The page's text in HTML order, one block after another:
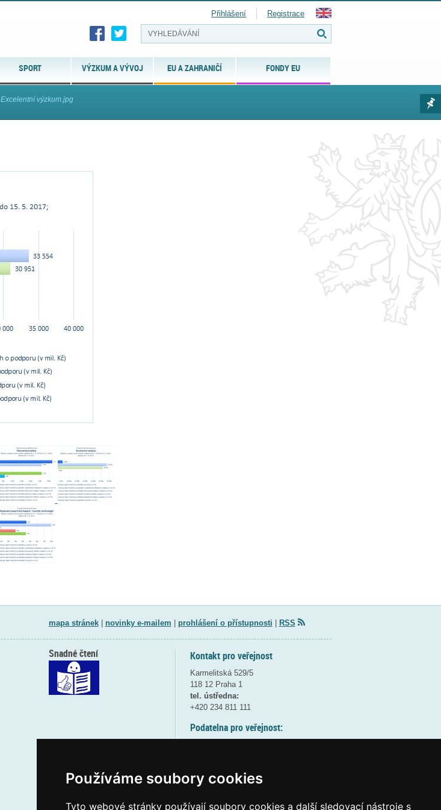
Používáme soubory cookies
Tyto webové stránky používají soubory cookies a další sledovací nástroje s
SPORT VÝZKUM A VÝVOJ EU A ZAHRANIČÍ FONDY EU
Přihlášení Registrace
Excelentní výzkum.jpg
mapa stránek| novinky e-mailem prohlášení o přístupnosti RSS
Kontakt pro veřejnost
Karmelitská 529/5
118 12 Praha 1
tel. ústředna:
+420 234 811 111
Podatelna pro veřejnost:
(více informací
Snadné čtení